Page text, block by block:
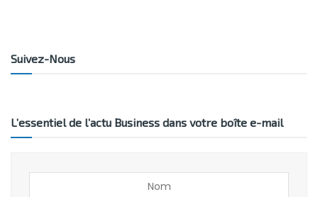
Suivez-Nous
L’essentiel de l’actu Business dans votre boîte e-mail